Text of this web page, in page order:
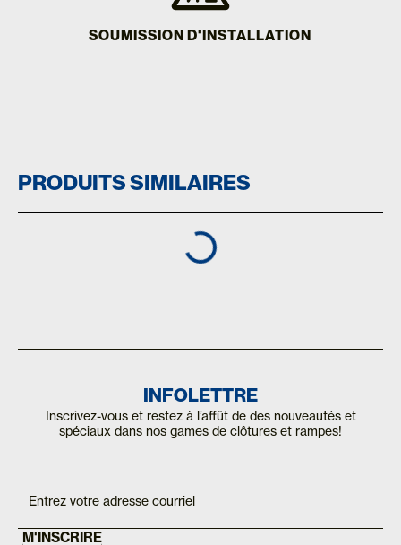
SOUMISSION D'INSTALLATION
PRODUITS SIMILAIRES
INFOLETTRE
Inscrivez-vous et restez à l’affût de des nouveautés et
spéciaux dans nos games de clôtures et rampes!
Mailchimp
are
human,
this
M'INSCRIRE